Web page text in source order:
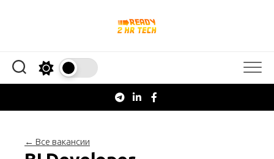
← Все вакансии